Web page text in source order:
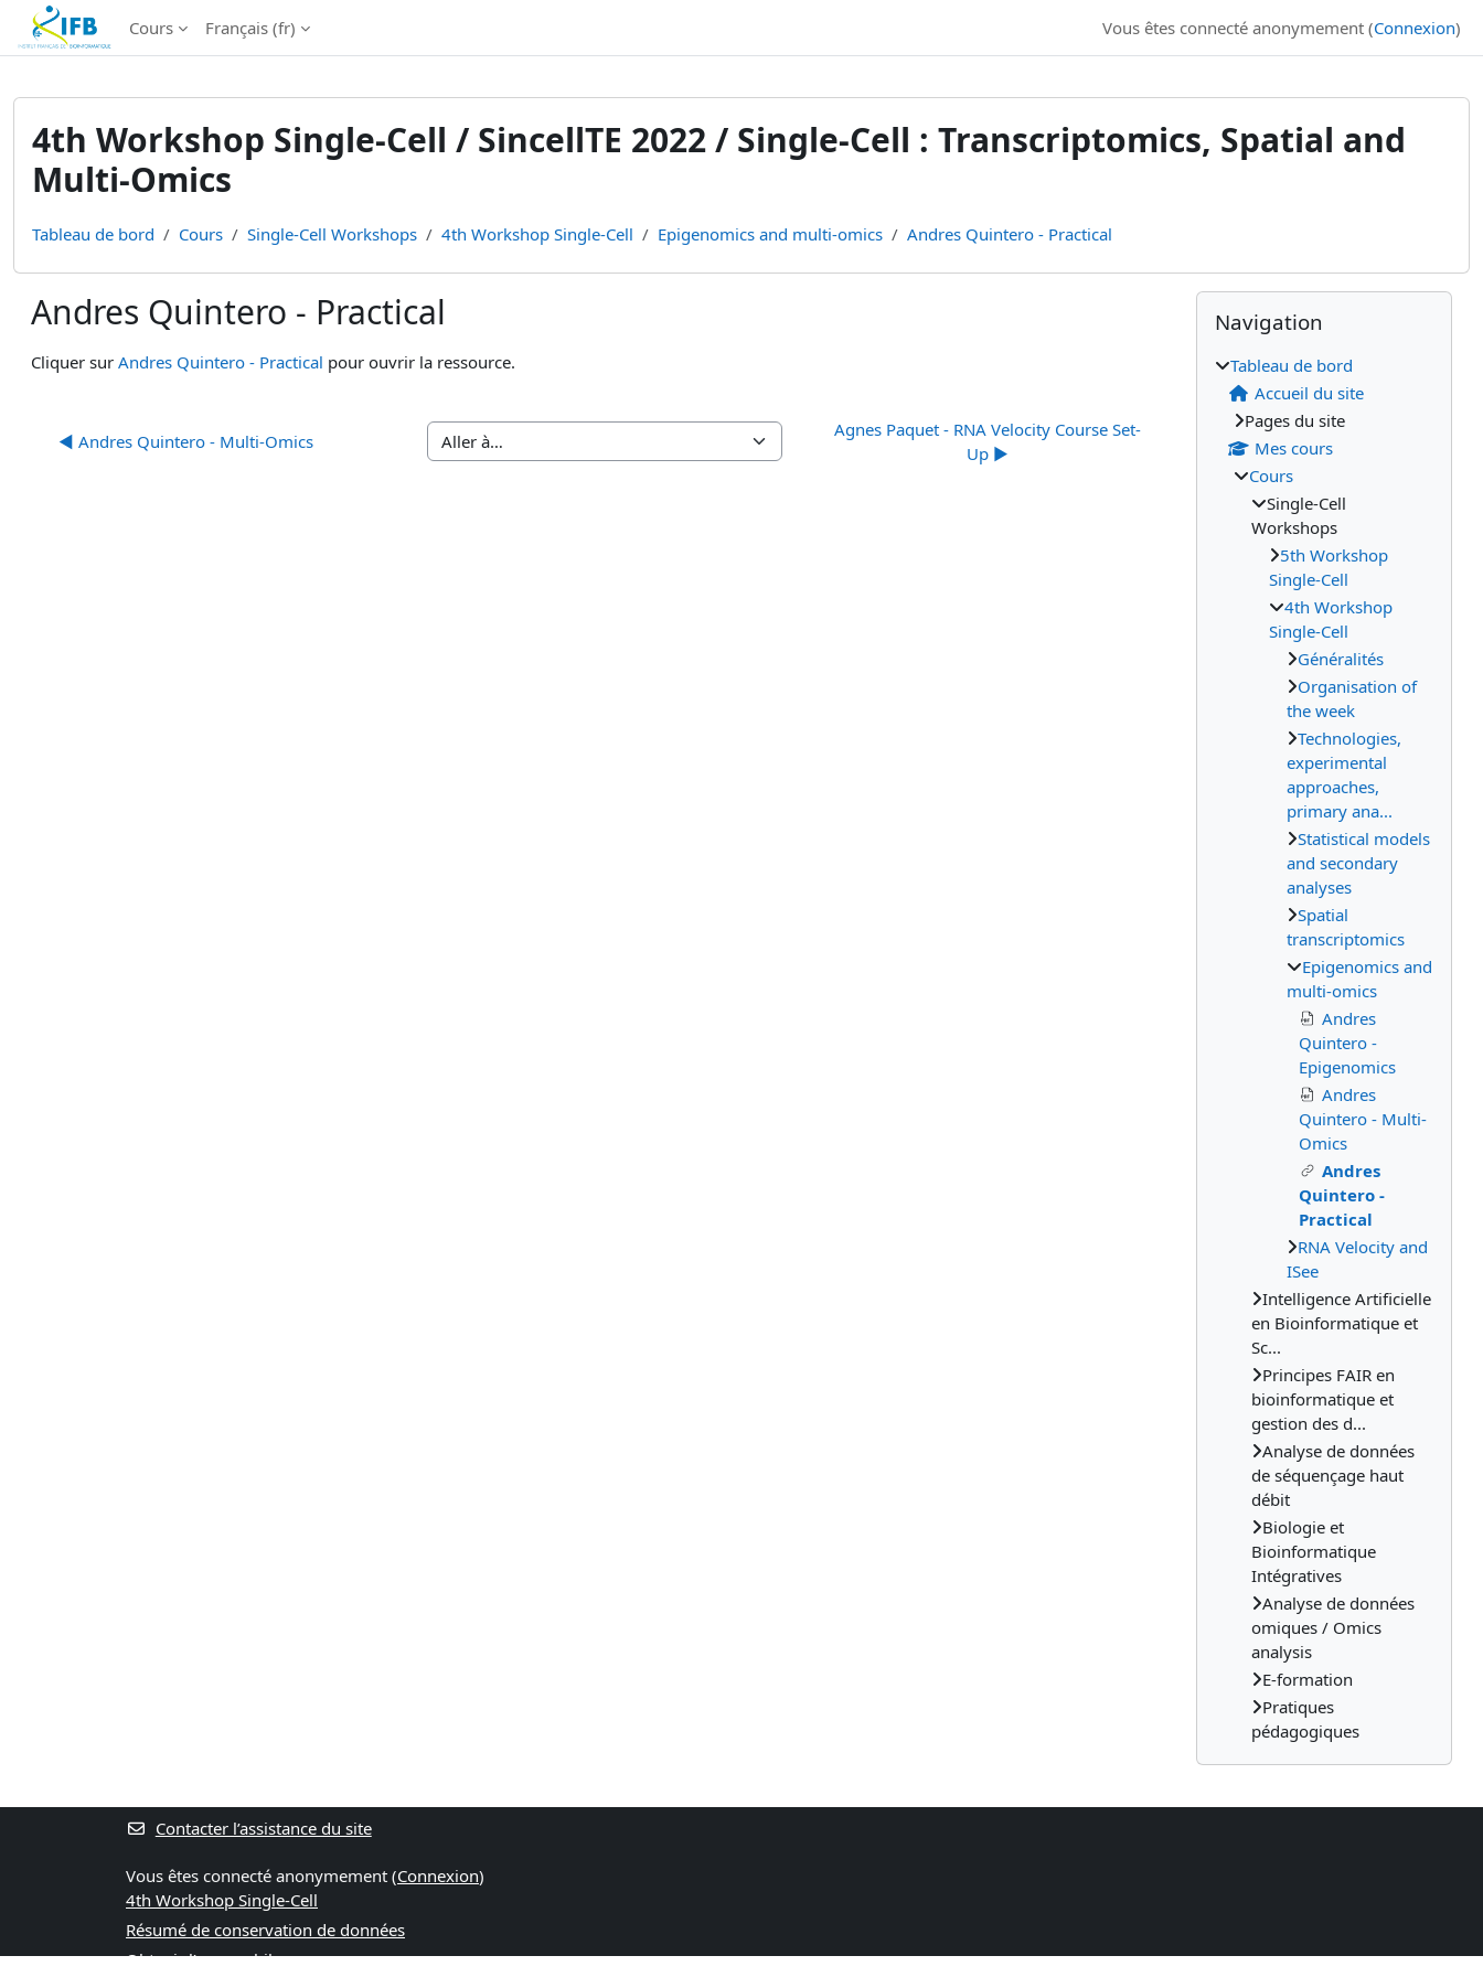
Institut Français de Bioinformatique - Les formations
Passer au contenu principal
Cours Français ‎(fr)‎ Vous êtes connecté anonymement (Connexion)
4th Workshop Single-Cell / SincellTE 2022 / Single-Cell : Transcriptomics, Spatial and
Multi-Omics
Tableau de bord Cours Single-Cell Workshops 4th Workshop Single-Cell Epigenomics and multi-omics Andres Quintero - Practical
Andres Quintero - Practical
Conditions d’achèvement
Cliquer sur Andres Quintero - Practical pour ouvrir la ressource.
◀︎ Andres Quintero - Multi-Omics Aller à…
Agnes Paquet - RNA Velocity Course Set-
Up ▶︎
Blocs
Blocs
Passer Navigation
Navigation
Tableau de bord
Accueil du site
Pages du site
Mes cours
Cours
Single-Cell
Workshops
5th Workshop
Single-Cell
4th Workshop
Single-Cell
Généralités
Organisation of
the week
Technologies,
experimental
approaches,
primary ana...
Statistical models
and secondary
analyses
Spatial
transcriptomics
Epigenomics and
multi-omics
Andres
Quintero -
Epigenomics
Andres
Quintero - Multi-
Omics
Andres
Quintero -
Practical
RNA Velocity and
ISee
Intelligence Artificielle
en Bioinformatique et
Sc...
Principes FAIR en
bioinformatique et
gestion des d...
Analyse de données
de séquençage haut
débit
Biologie et
Bioinformatique
Intégratives
Analyse de données
omiques / Omics
analysis
E-formation
Pratiques
pédagogiques
Contacter l’assistance du site
Vous êtes connecté anonymement (Connexion)
4th Workshop Single-Cell
Résumé de conservation de données
Obtenir l’app mobile